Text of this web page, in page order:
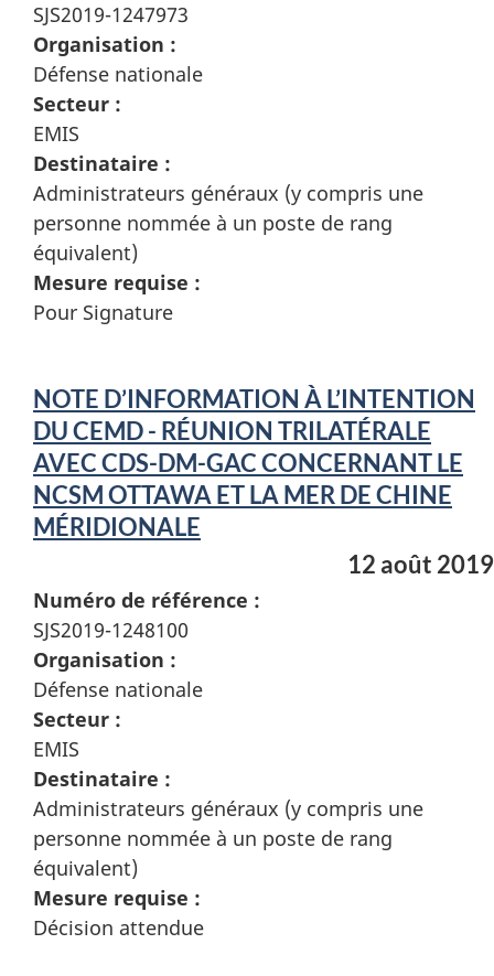
SJS2019-1247973
Organisation :
Défense nationale
Secteur :
EMIS
Destinataire :
Administrateurs généraux (y compris une
personne nommée à un poste de rang
équivalent)
Mesure requise :
Pour Signature
NOTE D’INFORMATION À L’INTENTION
DU CEMD - RÉUNION TRILATÉRALE
AVEC CDS-DM-GAC CONCERNANT LE
NCSM OTTAWA ET LA MER DE CHINE
MÉRIDIONALE
12 août 2019
Numéro de référence :
SJS2019-1248100
Organisation :
Défense nationale
Secteur :
EMIS
Destinataire :
Administrateurs généraux (y compris une
personne nommée à un poste de rang
équivalent)
Mesure requise :
Décision attendue